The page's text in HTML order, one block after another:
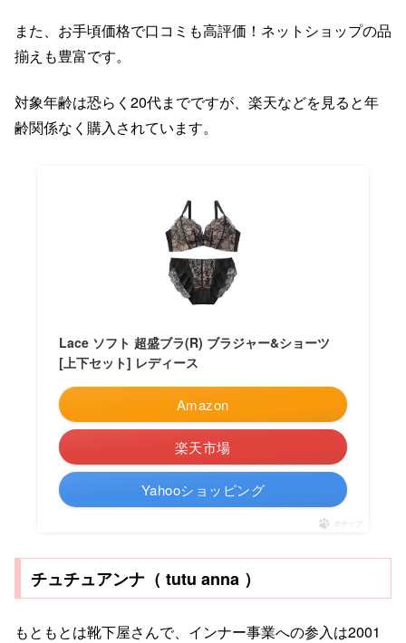
また、お手頃価格で口コミも高評価！ネットショップの品
揃えも豊富です。
対象年齢は恐らく20代までですが、楽天などを見ると年
齢関係なく購入されています。
Lace ソフト 超盛ブラ(R) ブラジャー&ショーツ
[上下セット] レディース
Amazon
楽天市場
Yahooショッピング
ポチップ
チュチュアンナ（ tutu anna ）
もともとは靴下屋さんで、インナー事業への参入は2001